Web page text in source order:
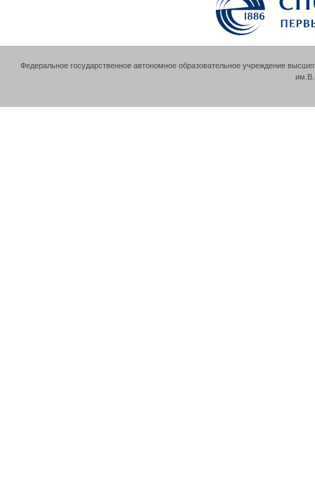
Федеральное государственное автономное образовательное учреждение